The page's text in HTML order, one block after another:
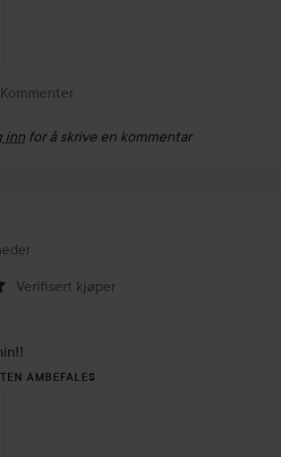
Kommenter
inn for å skrive en kommentar
ble opprettet 9 måneder
Verifisert kjøper
AMBEFALES